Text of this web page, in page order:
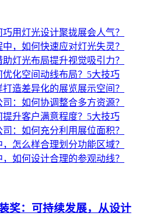
用灯光设计聚拢展会人气？
，如何快速应对灯光失灵？
灯光布局提升视觉吸引力？
化空间动线布局？5大技巧
造差异化的展览展示空间？
：如何协调整合多方资源？
升客户满意程度？5大技巧
：如何充分利用展位面积？
怎么样合理划分功能区域？
如何设计合理的参观动线？
奖：可持续发展，从设计